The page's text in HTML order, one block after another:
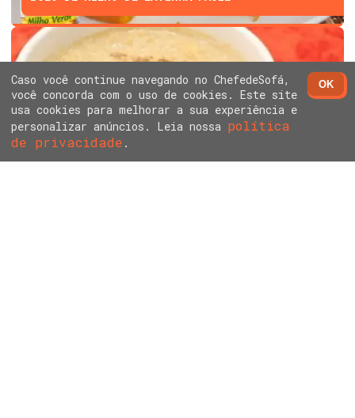
ARROZ DOCE SEM LEITE CONDENSADO E CREME DE
LEITE
Caso você continue navegando no ChefedeSofá,
você concorda com o uso de cookies. Este site
usa cookies para melhorar a sua experiência e
personalizar anúncios. Leia nossa política
de privacidade .
OK